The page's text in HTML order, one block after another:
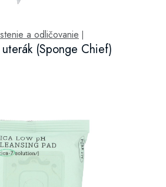
a odličovanie
(Sponge Chief)